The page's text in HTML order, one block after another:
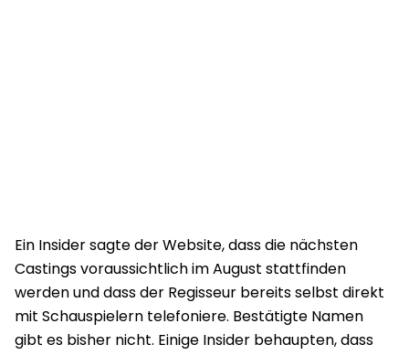
Ein Insider sagte der Website, dass die nächsten
Castings voraussichtlich im August stattfinden
werden und dass der Regisseur bereits selbst direkt
mit Schauspielern telefoniere. Bestätigte Namen
gibt es bisher nicht. Einige Insider behaupten, dass